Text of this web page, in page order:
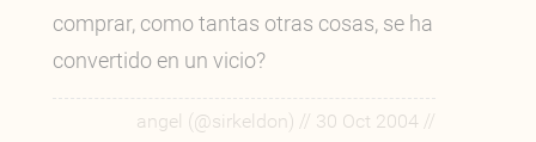
comprar, como tantas otras cosas, se ha
convertido en un vicio?
angel (@sirkeldon) // 30 Oct 2004 //